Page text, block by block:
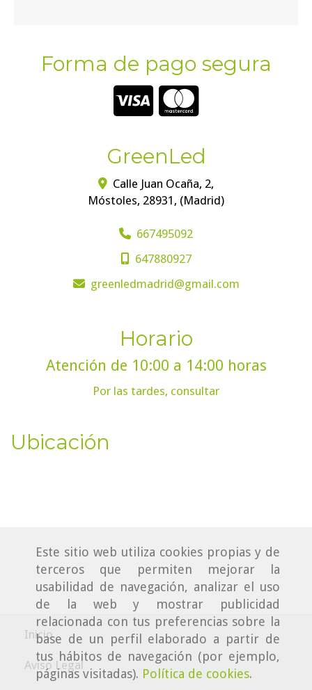
Este sitio web utiliza cookies propias y de
terceros que permiten mejorar la
usabilidad de navegación, analizar el uso
de la web y mostrar publicidad
relacionada con tus preferencias sobre la
base de un perfil elaborado a partir de
tus hábitos de navegación (por ejemplo,
páginas visitadas). Política de cookies.
Forma de pago segura
GreenLed
Calle Juan Ocaña, 2,
Móstoles, 28931 , (Madrid)
667495092
647880927
greenledmadrid
gmail.com
Horario
Atención de 10:00 a 14:00 horas
Por las tardes, consultar
Ubicación
Inicio
Aviso Legal